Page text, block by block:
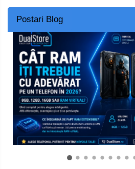
Postari Blog